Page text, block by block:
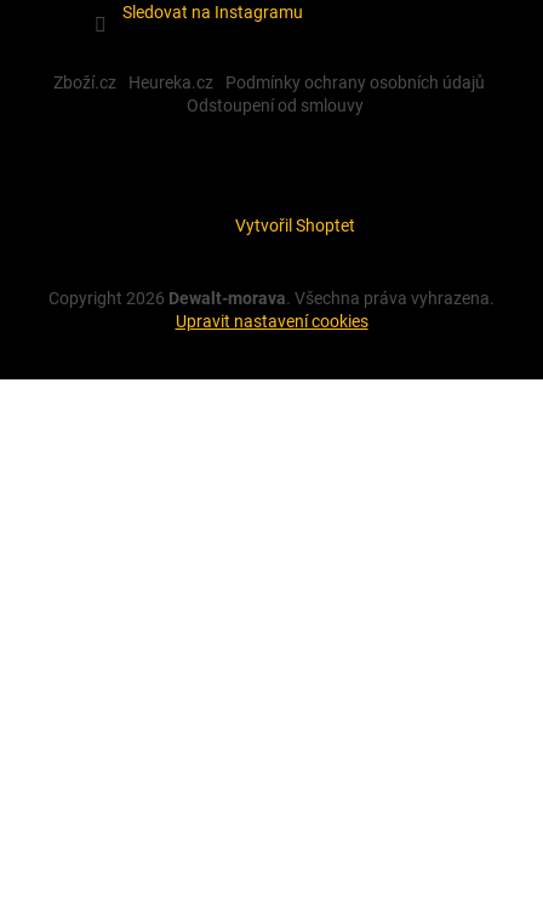
Sledovat na Instagramu
Zboží.cz Heureka.cz
Podmínky ochrany osobních údajů
Odstoupení od smlouvy
Vytvořil Shoptet
Copyright 2026 Dewalt-morava. Všechna práva vyhrazena.
Upravit nastavení cookies